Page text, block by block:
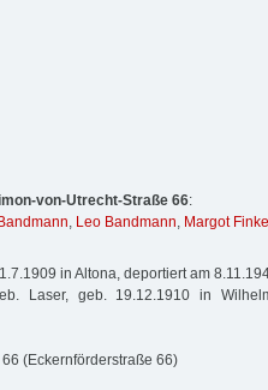
von-Utrecht-Straße 66:
, Leo Bandmann, Margot
in Altona, deportiert am
Laser, geb. 19.12.1910 in
(Eckernförderstraße 66)